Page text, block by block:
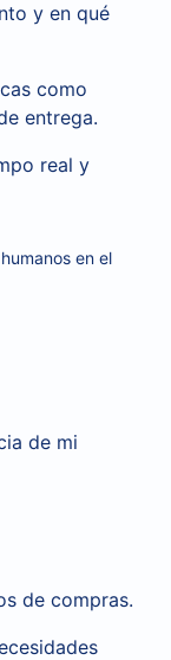
y en qué
como
entrega.
real y
en el
de mi
de compras.